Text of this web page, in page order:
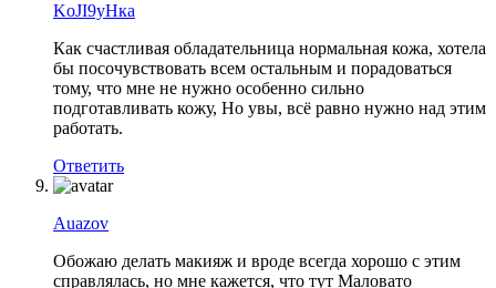
KoJI9yHка
Как счастливая обладательница нормальная кожа, хотела
бы посочувствовать всем остальным и порадоваться
тому, что мне не нужно особенно сильно
подготавливать кожу, Но увы, всё равно нужно над этим
работать.
Ответить
Auazov
Обожаю делать макияж и вроде всегда хорошо с этим
справлялась, но мне кажется, что тут Маловато